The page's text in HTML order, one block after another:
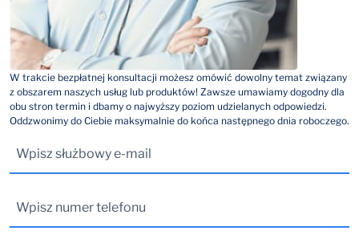
W trakcie bezpłatnej konsultacji możesz omówić dowolny temat związany
z obszarem naszych usług lub produktów! Zawsze umawiamy dogodny dla
obu stron termin i dbamy o najwyższy poziom udzielanych odpowiedzi.
Oddzwonimy do Ciebie maksymalnie do końca następnego dnia roboczego.